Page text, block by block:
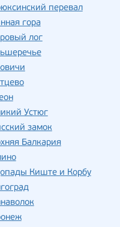
перевал
гора
лог
Устюг
замок
Балкария
Киште и Корбу